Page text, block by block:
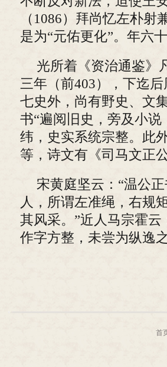
（1086）拜尚忆左朴
是为“元佑更化”。年六
光所着《资治通鉴》
三年（前403），下迄
七史外，尚有野史、文
书“遍阅旧史，旁及小
纬，史实系统宗整。此
等，诗文有《司马文正公
宋黄庭坚云：“温公
人，所谓左准绳，右规
其风采。”近人马宗霍
作字方整，未尝为纵逸
首